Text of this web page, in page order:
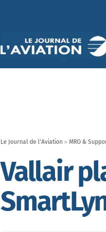
Le Journal de l'Aviation » MRO &
Vallair